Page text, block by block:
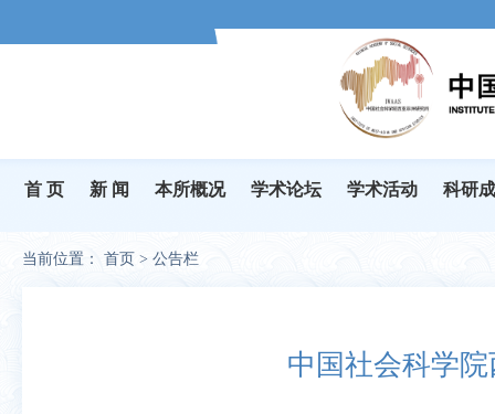
首 页 新 闻 本所概况 学术论坛 学术活动 科研
当前位置： 首页 > 公告栏
中国社会科学